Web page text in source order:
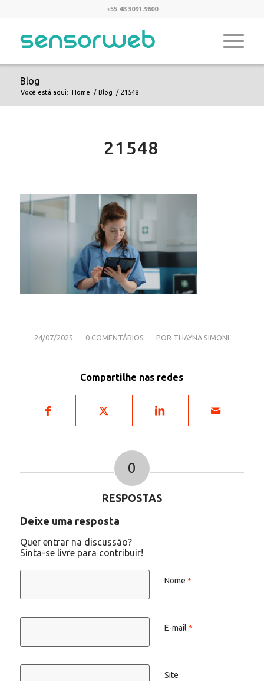
+55 48 3091.9600
Blog
Você está aqui: Home / Blog / 21548
21548
24/07/2025
/ 0 COMENTÁRIOS
/ POR THAYNA SIMONI
Compartilhe nas redes
0
RESPOSTAS
Deixe uma resposta
Quer entrar na discussão?
Sinta-se livre para contribuir!
Nome *
E-mail *
Site